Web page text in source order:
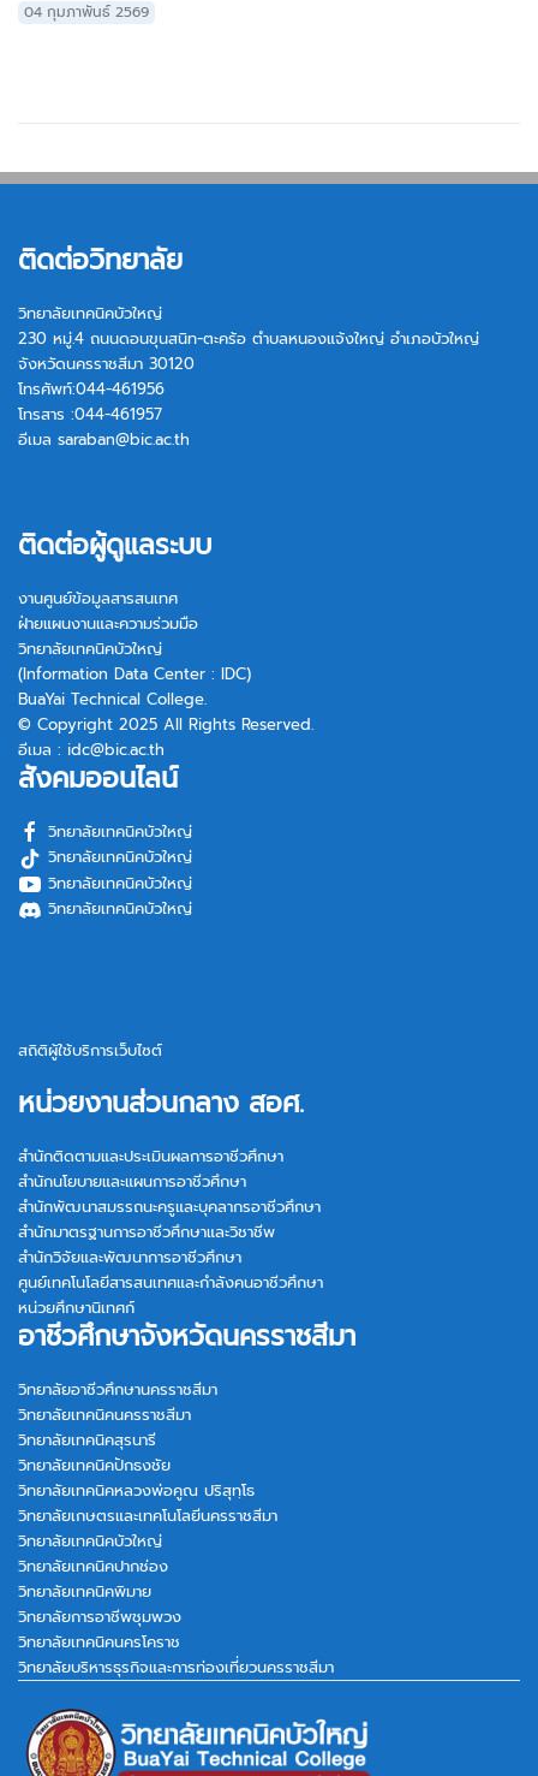
04 กุมภาพันธ์ 2569
ติดต่อวิทยาลัย
วิทยาลัยเทคนิคบัวใหญ่
230 หมู่.4 ถนนดอนขุนสนิท-ตะคร้อ ตำบลหนองแจ้งใหญ่ อำเภอบัวใหญ่
จังหวัดนครราชสีมา 30120
โทรศัพท์:044-461956
โทรสาร :044-461957
อีเมล saraban@bic.ac.th
ติดต่อผู้ดูแลระบบ
งานศูนย์ข้อมูลสารสนเทศ
ฝ่ายแผนงานและความร่วมมือ
วิทยาลัยเทคนิคบัวใหญ่
(Information Data Center : IDC)
BuaYai Technical College.
© Copyright 2025 All Rights Reserved.
อีเมล : idc@bic.ac.th
สังคมออนไลน์
วิทยาลัยเทคนิคบัวใหญ่
วิทยาลัยเทคนิคบัวใหญ่
วิทยาลัยเทคนิคบัวใหญ่
วิทยาลัยเทคนิคบัวใหญ่
สถิติผู้ใช้บริการเว็บไซต์
หน่วยงานส่วนกลาง สอศ.
สำนักติดตามและประเมินผลการอาชีวศึกษา
สำนักนโยบายและแผนการอาชีวศึกษา
สำนักพัฒนาสมรรถนะครูและบุคลากรอาชีวศึกษา
สำนักมาตรฐานการอาชีวศึกษาและวิชาชีพ
สำนักวิจัยและพัฒนาการอาชีวศึกษา
ศูนย์เทคโนโลยีสารสนเทศและกำลังคนอาชีวศึกษา
หน่วยศึกษานิเทศก์
อาชีวศึกษาจังหวัดนครราชสีมา
วิทยาลัยอาชีวศึกษานครราชสีมา
วิทยาลัยเทคนิคนครราชสีมา
วิทยาลัยเทคนิคสุรนารี
วิทยาลัยเทคนิคปักธงชัย
วิทยาลัยเทคนิคหลวงพ่อคูณ ปริสุทฺโธ
วิทยาลัยเกษตรและเทคโนโลยีนครราชสีมา
วิทยาลัยเทคนิคบัวใหญ่
วิทยาลัยเทคนิคปากช่อง
วิทยาลัยเทคนิคพิมาย
วิทยาลัยการอาชีพชุมพวง
วิทยาลัยเทคนิคนครโคราช
วิทยาลัยบริหารธุรกิจและการท่องเที่ยวนครราชสีมา